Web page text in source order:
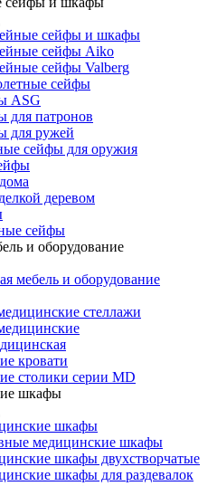
сейфы и шкафы
сейфы Aiko
сейфы Valberg
сейфы
ASG
для патронов
для ружей
сейфы для оружия
деревом
сейфы
и оборудование
мебель и оборудование
стеллажи
кровати
столики серии MD
шкафы
шкафы
медицинские шкафы
шкафы двухстворчатые
шкафы для раздевалок